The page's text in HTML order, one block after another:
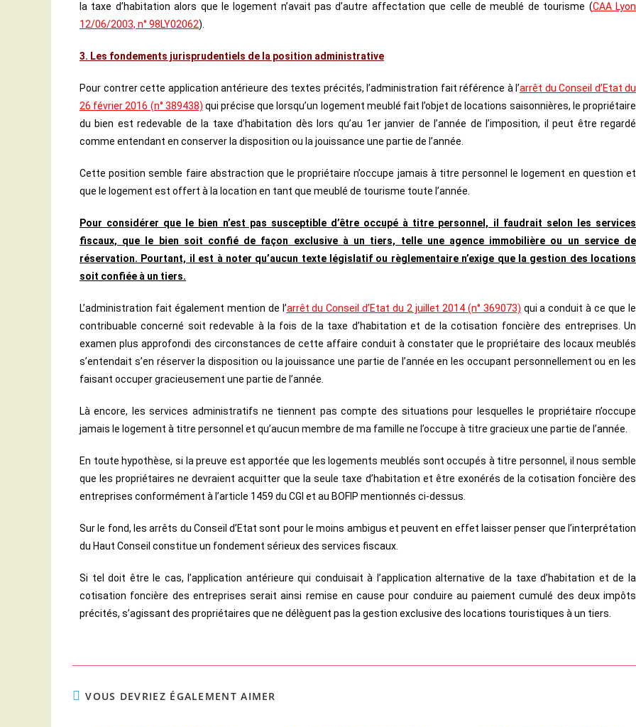
la taxe d’habitation alors que le logement n’avait pas d’autre affectation que celle de meublé de tourisme (CAA Lyon
12/06/2003, n° 98LY02062).
3. Les fondements jurisprudentiels de la position administrative
Pour contrer cette application antérieure des textes précités, l’administration fait référence à l’arrêt du Conseil d’Etat du
26 février 2016 (n° 389438) qui précise que lorsqu’un logement meublé fait l’objet de locations saisonnières, le propriétaire
du bien est redevable de la taxe d’habitation dès lors qu’au 1er janvier de l’année de l’imposition, il peut être regardé
comme entendant en conserver la disposition ou la jouissance une partie de l’année.
Cette position semble faire abstraction que le propriétaire n’occupe jamais à titre personnel le logement en question et
que le logement est offert à la location en tant que meublé de tourisme toute l’année.
Pour considérer que le bien n’est pas susceptible d’être occupé à titre personnel, il faudrait selon les services
fiscaux, que le bien soit confié de façon exclusive à un tiers, telle une agence immobilière ou un service de
réservation. Pourtant, il est à noter qu’aucun texte législatif ou règlementaire n’exige que la gestion des locations
soit confiée à un tiers.
L’administration fait également mention de l’arrêt du Conseil d’Etat du 2 juillet 2014 (n° 369073) qui a conduit à ce que le
contribuable concerné soit redevable à la fois de la taxe d’habitation et de la cotisation foncière des entreprises. Un
examen plus approfondi des circonstances de cette affaire conduit à constater que le propriétaire des locaux meublés
s’entendait s’en réserver la disposition ou la jouissance une partie de l’année en les occupant personnellement ou en les
faisant occuper gracieusement une partie de l’année.
Là encore, les services administratifs ne tiennent pas compte des situations pour lesquelles le propriétaire n’occupe
jamais le logement à titre personnel et qu’aucun membre de ma famille ne l’occupe à titre gracieux une partie de l’année.
En toute hypothèse, si la preuve est apportée que les logements meublés sont occupés à titre personnel, il nous semble
que les propriétaires ne devraient acquitter que la seule taxe d’habitation et être exonérés de la cotisation foncière des
entreprises conformément à l’article 1459 du CGI et au BOFIP mentionnés ci-dessus.
Sur le fond, les arrêts du Conseil d’Etat sont pour le moins ambigus et peuvent en effet laisser penser que l’interprétation
du Haut Conseil constitue un fondement sérieux des services fiscaux.
Si tel doit être le cas, l’application antérieure qui conduisait à l’application alternative de la taxe d’habitation et de la
cotisation foncière des entreprises serait ainsi remise en cause pour conduire au paiement cumulé des deux impôts
précités, s’agissant des propriétaires que ne délèguent pas la gestion exclusive des locations touristiques à un tiers.
VOUS DEVRIEZ ÉGALEMENT AIMER